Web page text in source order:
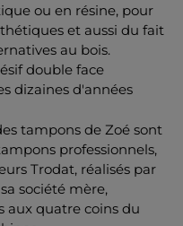
ou en résine, pour
et aussi du fait
au bois.
double face
dizaines d'années
tampons de Zoé sont
professionnels,
Trodat, réalisés par
société mère,
aux quatre coins du